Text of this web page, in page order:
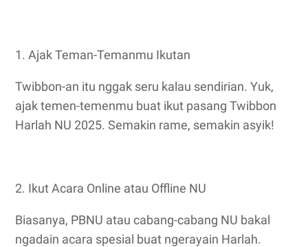
1. Ajak Teman-Temanmu Ikutan
Twibbon-an itu nggak seru kalau sendirian. Yuk,
ajak temen-temenmu buat ikut pasang Twibbon
Harlah NU 2025. Semakin rame, semakin asyik!
2. Ikut Acara Online atau Offline NU
Biasanya, PBNU atau cabang-cabang NU bakal
ngadain acara spesial buat ngerayain Harlah.